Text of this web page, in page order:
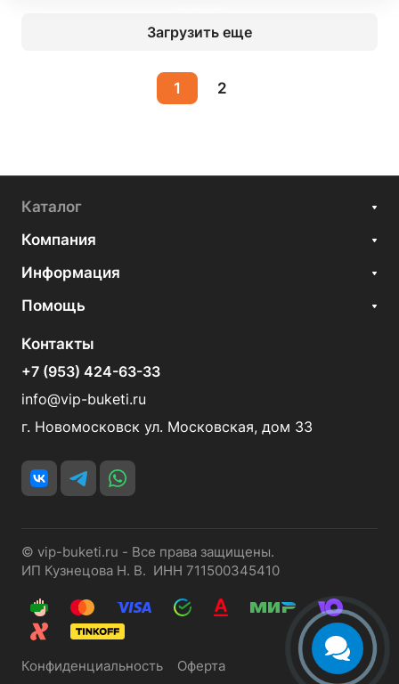
Загрузить еще
1 2
Каталог
Компания
Информация
Помощь
Контакты
+7 (953) 424-63-33
info@vip-buketi.ru
г. Новомосковск ул. Московская, дом 33
© vip-buketi.ru - Все права защищены.
ИП Кузнецова Н. В. ИНН 711500345410
Конфиденциальность Оферта